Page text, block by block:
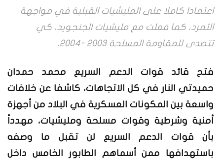
اعتمادا كاملا على المليشيات القبلية في مواجهة
التمرد، كما فعلت مع مليشيات الجنجويد، كي
تتصدى للمقاومة المسلحة 2003 -2004،
فتح قائد قوات الدعم السريع محمد حمدان
حميدتي النار في كل الاتجاهات، كاشفا عن خلافات
واسعة بين المكونات العسكرية في البلاد من أجهزة
أمنية وشرطية وقوات مسلحة ومليشيات، مهدداً
بأن قوات الدعم السريع لن تقبل ما وصفه
باستهدافها ممن أسماهم الطابور الخامس داخل